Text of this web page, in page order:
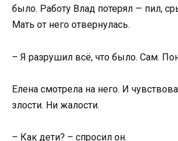
было. Работу Влад потерял — пил,
Мать от него отвернулась.
– Я разрушил всё, что было. Сам.
Елена смотрела на него. И
злости. Ни жалости.
– Как дети? – спросил он.